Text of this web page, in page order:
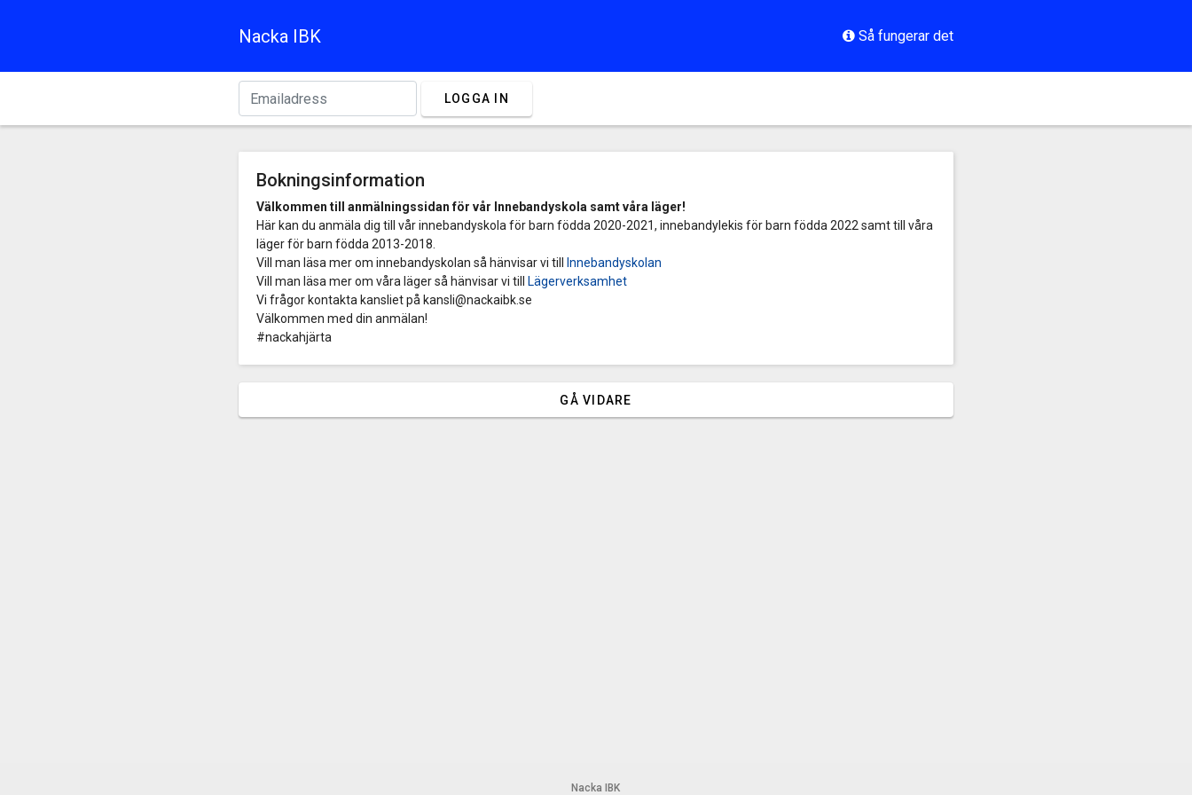
Nacka IBK Så fungerar det
LOGGA IN
Bokningsinformation
Välkommen till anmälningssidan för vår Innebandyskola samt våra läger!
Här kan du anmäla dig till vår innebandyskola för barn födda 2020-2021, innebandylekis för barn födda 2022 samt till våra
läger för barn födda 2013-2018.
Vill man läsa mer om innebandyskolan så hänvisar vi till
Innebandyskolan
Vill man läsa mer om våra läger så hänvisar vi till
Lägerverksamhet
Vi frågor kontakta kansliet på kansli@nackaibk.se
Välkommen med din anmälan!
#nackahjärta
GÅ VIDARE
Nacka IBK